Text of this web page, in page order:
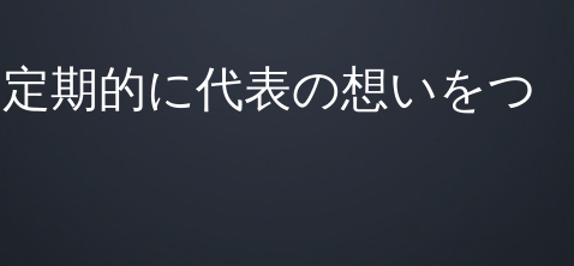
的に代表の想いをつづっ